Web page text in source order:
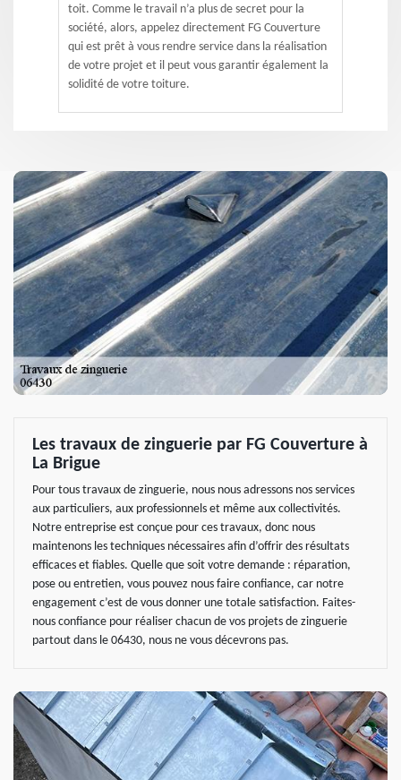
toit. Comme le travail n’a plus de secret pour la
société, alors, appelez directement FG Couverture
qui est prêt à vous rendre service dans la réalisation
de votre projet et il peut vous garantir également la
solidité de votre toiture.
Les travaux de zinguerie par FG Couverture à
La Brigue
Pour tous travaux de zinguerie, nous nous adressons nos services
aux particuliers, aux professionnels et même aux collectivités.
Notre entreprise est conçue pour ces travaux, donc nous
maintenons les techniques nécessaires afin d’offrir des résultats
efficaces et fiables. Quelle que soit votre demande : réparation,
pose ou entretien, vous pouvez nous faire confiance, car notre
engagement c’est de vous donner une totale satisfaction. Faites-
nous confiance pour réaliser chacun de vos projets de zinguerie
partout dans le 06430, nous ne vous décevrons pas.